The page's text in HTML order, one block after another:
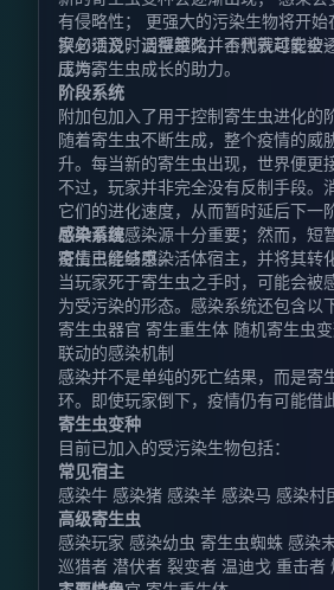
有侵略性； 更强大的污染生物将开始
家必须及时调整策略，否则就可能被
压垮。
换句话说，活得越久并不代表越安
成为寄生虫成长的助力。
阶段系统
附加包加入了用于控制寄生虫进化的
随着寄生虫不断生成，整个疫情的威
升。每当新的寄生虫出现，世界便更
不过，玩家并非完全没有反制手段。
它们的进化速度，从而暂时延后下一
尽早清理感染源十分重要；然而，短
疫情已经结束。
感染系统
寄生虫能够感染活体宿主，并将其转
当玩家死于寄生虫之手时，可能会被
为受污染的形态。感染系统还包含以
寄生虫器官 寄生重生体 随机寄生虫
联动的感染机制
感染并不是单纯的死亡结果，而是寄
环。即使玩家倒下，疫情仍有可能借
寄生虫变种
目前已加入的受污染生物包括：
常见宿主
感染牛 感染猪 感染羊 感染马 感染村
高级寄生虫
感染玩家 感染幼虫 寄生虫蜘蛛 感染
巡猎者 潜伏者 裂变者 温迪戈 重击者